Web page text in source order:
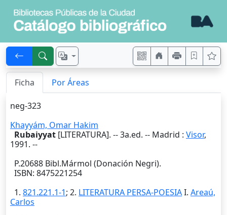
Ficha Por Áreas
neg-323
Khayyám, Omar Hakim
Rubaiyyat [LITERATURA]. --3a.ed. -- Madrid : Visor,
1991. --
P.20688 Bibl.Mármol (Donación Negri).
ISBN: 8475221254
1. 821.221.1-1; 2. LITERATURA PERSA-POESIAI. Areaú,
Carlos